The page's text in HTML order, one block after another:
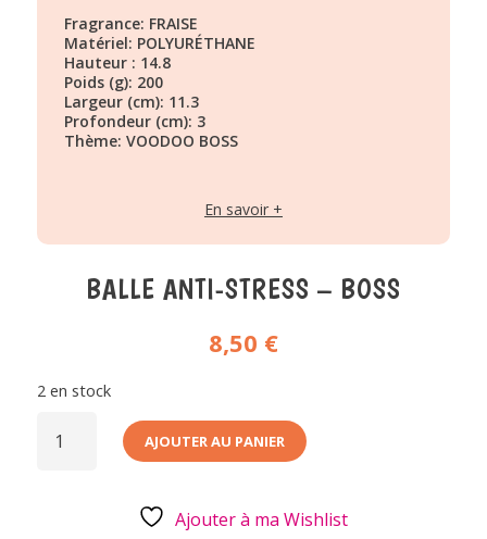
Fragrance: FRAISE
Matériel: POLYURÉTHANE
Hauteur : 14.8
Poids (g): 200
Largeur (cm): 11.3
Profondeur (cm): 3
Thème: VOODOO BOSS
En savoir +
BALLE ANTI-STRESS – BOSS
8,50 €
2 en stock
DE
BALLE AJOUTER AU PANIER
Ajouter à ma Wishlist